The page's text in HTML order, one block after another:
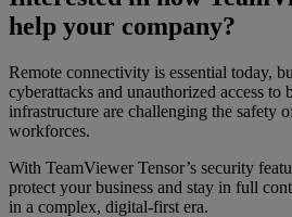
help your company?
Remote connectivity is essential today,
cyberattacks and unauthorized access to
infrastructure are challenging the safety
workforces.
With TeamViewer Tensor’s security
protect your business and stay in full
in a complex, digital-first era.